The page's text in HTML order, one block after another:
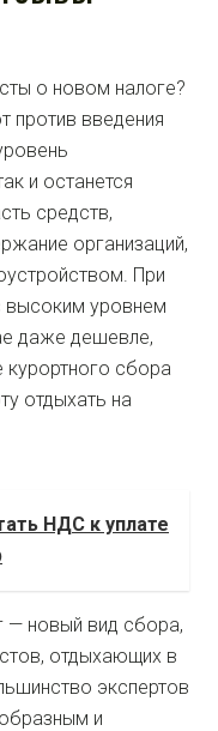
о новом налоге?
против введения
и останется
средств,
организаций,
При
высоким уровнем
даже дешевле,
сбора
отдыхать на
НДС к уплате
— новый вид сбора,
отдыхающих в
экспертов
и